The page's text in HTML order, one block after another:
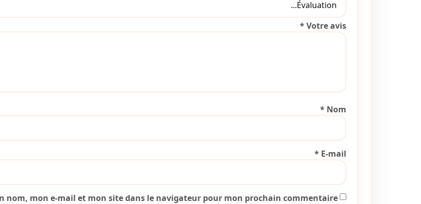
Votre avis
*
Nom
*
E-mail
*
nom, mon e-mail et mon site dans le navigateur pour mon prochain commentaire.